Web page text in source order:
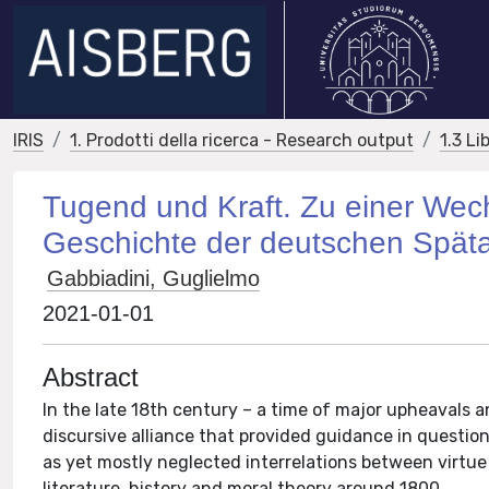
IRIS 1. Prodotti della ricerca - Research output 1.3
Tugend und Kraft. Zu einer
Geschichte der deutschen
Gabbiadini, Guglielmo
2021-01-01
Abstract
In the late 18th century – a time of major upheavals
discursive alliance that provided guidance in
as yet mostly neglected interrelations between